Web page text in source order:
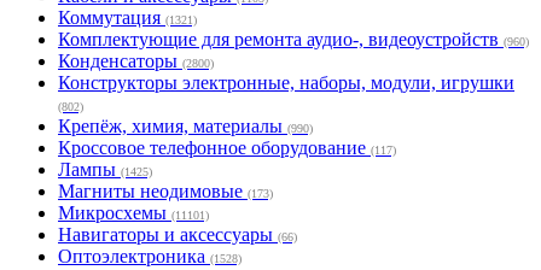
Коммутация (1321)
Комплектующие для ремонта аудио-, видеоустройств (960)
Конденсаторы (2800)
Конструкторы электронные, наборы, модули, игрушки
(802)
Крепёж, химия, материалы (990)
Кроссовое телефонное оборудование (117)
Лампы (1425)
Магниты неодимовые (173)
Микросхемы (11101)
Навигаторы и аксессуары (66)
Оптоэлектроника (1528)